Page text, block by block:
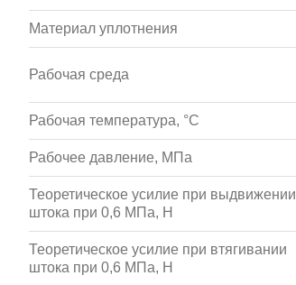
Материал уплотнения
Рабочая среда
Рабочая температура, °С
Рабочее давление, МПа
Теоретическое усилие при выдвижении
штока при 0,6 МПа, Н
Теоретическое усилие при втягивании
штока при 0,6 МПа, Н